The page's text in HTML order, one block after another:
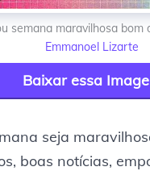
semana maravilhosa bom
Emmanoel Lizarte
Baixar essa
seja
boas notícias,